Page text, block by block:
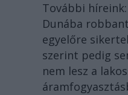
További
Dunába
egyelőre
szerint pedig
nem lesz a